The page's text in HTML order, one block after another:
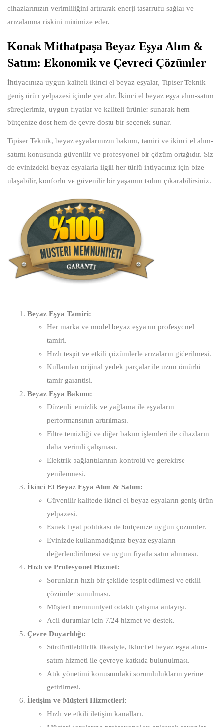
cihazlarınızın verimliliğini artırarak enerji tasarrufu sağlar ve
arızalanma riskini minimize eder.
Konak Mithatpaşa Beyaz Eşya Alım &
Satım: Ekonomik ve Çevreci Çözümler
İhtiyacınıza uygun kaliteli ikinci el beyaz eşyalar, Tipiser Teknik
geniş ürün yelpazesi içinde yer alır. İkinci el beyaz eşya alım-satım
süreçlerimiz, uygun fiyatlar ve kaliteli ürünler sunarak hem
bütçenize dost hem de çevre dostu bir seçenek sunar.
Tipiser Teknik, beyaz eşyalarınızın bakımı, tamiri ve ikinci el alım-
satımı konusunda güvenilir ve profesyonel bir çözüm ortağıdır. Siz
de evinizdeki beyaz eşyalarla ilgili her türlü ihtiyacınız için bize
ulaşabilir, konforlu ve güvenilir bir yaşamın tadını çıkarabilirsiniz.
Beyaz Eşya Tamiri:
Her marka ve model beyaz eşyanın profesyonel
tamiri.
Hızlı tespit ve etkili çözümlerle arızaların giderilmesi.
Kullanılan orijinal yedek parçalar ile uzun ömürlü
tamir garantisi.
Beyaz Eşya Bakımı:
Düzenli temizlik ve yağlama ile eşyaların
performansının artırılması.
Filtre temizliği ve diğer bakım işlemleri ile cihazların
daha verimli çalışması.
Elektrik bağlantılarının kontrolü ve gerekirse
yenilenmesi.
İkinci El Beyaz Eşya Alım & Satım:
Güvenilir kalitede ikinci el beyaz eşyaların geniş ürün
yelpazesi.
Esnek fiyat politikası ile bütçenize uygun çözümler.
Evinizde kullanmadığınız beyaz eşyaların
değerlendirilmesi ve uygun fiyatla satın alınması.
Hızlı ve Profesyonel Hizmet:
Sorunların hızlı bir şekilde tespit edilmesi ve etkili
çözümler sunulması.
Müşteri memnuniyeti odaklı çalışma anlayışı.
Acil durumlar için 7/24 hizmet ve destek.
Çevre Duyarlılığı:
Sürdürülebilirlik ilkesiyle, ikinci el beyaz eşya alım-
satım hizmeti ile çevreye katkıda bulunulması.
Atık yönetimi konusundaki sorumlulukların yerine
getirilmesi.
İletişim ve Müşteri Hizmetleri:
Hızlı ve etkili iletişim kanalları.